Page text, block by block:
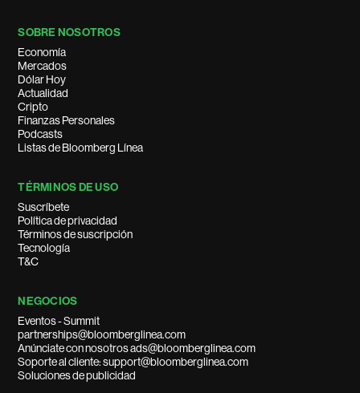
SOBRE NOSOTROS
Economía
Mercados
Dólar Hoy
Actualidad
Cripto
Finanzas Personales
Podcasts
Listas de Bloomberg Línea
TÉRMINOS DE USO
Suscríbete
Política de privacidad
Términos de suscripción
Tecnología
T&C
NEGOCIOS
Eventos - Summit
partnerships@bloomberglinea.com
Anúnciate con nosotros ads@bloomberglinea.com
Soporte al cliente: support@bloomberglinea.com
Soluciones de publicidad